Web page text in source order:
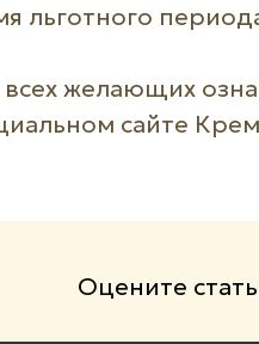
льготного
желающих
сайте
Оцените